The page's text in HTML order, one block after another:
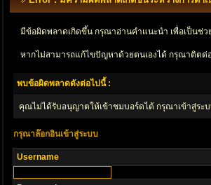
มีข้อผิดพลาดเกิดขึ้น กรุณาอ่านคำแนะนำ เพื่อเป็นช่
หากไม่สามารถแก้ไขปัญหาด้วยตนเองได้ กรุณาติต
พบข้อผิดพลาดดังต่อไปนี้ :
คุณไม่ได้รับอนุญาตให้เข้าชมบอร์ดได้ กรุณาเข้าสู่ระ
กรุณาล๊อกอินเข้าสู่ระบบ
Username